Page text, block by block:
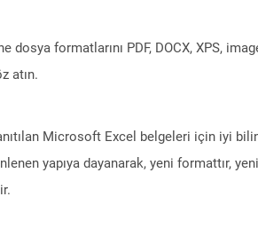
formatlarını PDF, DOCX, XPS,
atın.
Microsoft Excel belgeleri için iyi
yapıya dayanarak, yeni formattır,